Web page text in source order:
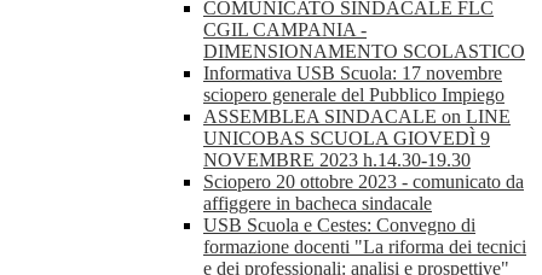
COMUNICATO SINDACALE FLC
CGIL CAMPANIA -
DIMENSIONAMENTO SCOLASTICO
Informativa USB Scuola: 17 novembre
sciopero generale del Pubblico Impiego
ASSEMBLEA SINDACALE on LINE
UNICOBAS SCUOLA GIOVEDÌ 9
NOVEMBRE 2023 h.14.30-19.30
Sciopero 20 ottobre 2023 - comunicato da
affiggere in bacheca sindacale
USB Scuola e Cestes: Convegno di
formazione docenti "La riforma dei tecnici
e dei professionali: analisi e prospettive"